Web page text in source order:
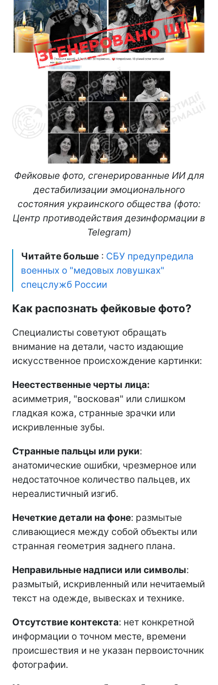
Фейковые фото, сгенерированные ИИ для
дестабилизации эмоционального
состояния украинского общества (фото:
Центр противодействия дезинформации в
Telegram)
Читайте больше : СБУ предупредила
военных о "медовых ловушках"
спецслужб России
Как распознать фейковые фото?
Специалисты советуют обращать
внимание на детали, часто издающие
искусственное происхождение картинки:
Неестественные черты лица:
асимметрия, "восковая" или слишком
гладкая кожа, странные зрачки или
искривленные зубы.
Странные пальцы или руки:
анатомические ошибки, чрезмерное или
недостаточное количество пальцев, их
нереалистичный изгиб.
Нечеткие детали на фоне: размытые
сливающиеся между собой объекты или
странная геометрия заднего плана.
Неправильные надписи или символы:
размытый, искривленный или нечитаемый
текст на одежде, вывесках и технике.
Отсутствие контекста: нет конкретной
информации о точном месте, времени
происшествия и не указан первоисточник
фотографии.